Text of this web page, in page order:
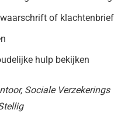
of klachtenbrief
hulp bekijken
Sociale Verzekerings